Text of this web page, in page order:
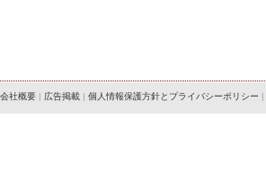
会社概要 | 広告掲載 | 個人情報保護方針とプライバシーポリシー |